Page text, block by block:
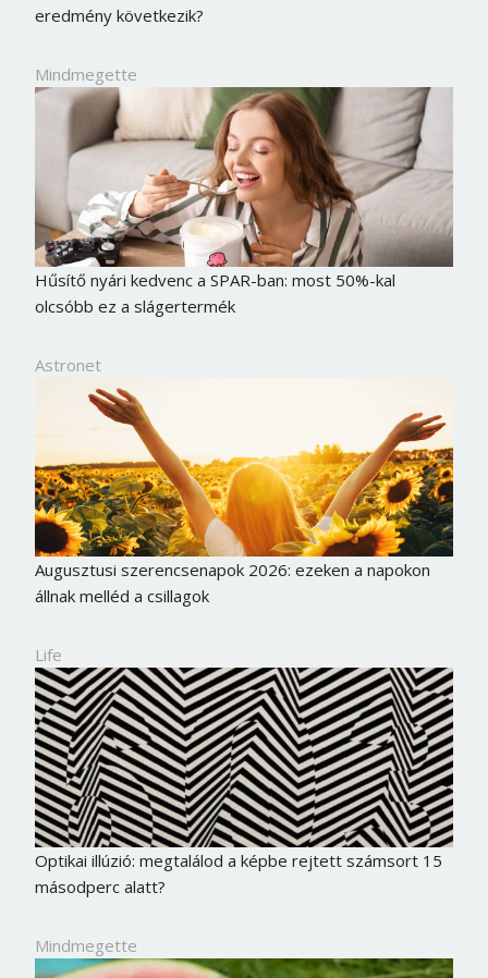
eredmény következik?
Mindmegette
Hűsítő nyári kedvenc a SPAR-ban: most 50%-kal
olcsóbb ez a slágertermék
Astronet
Augusztusi szerencsenapok 2026: ezeken a napokon
állnak melléd a csillagok
Life
Optikai illúzió: megtalálod a képbe rejtett számsort 15
másodperc alatt?
Mindmegette
Borsonline bejelentkezés